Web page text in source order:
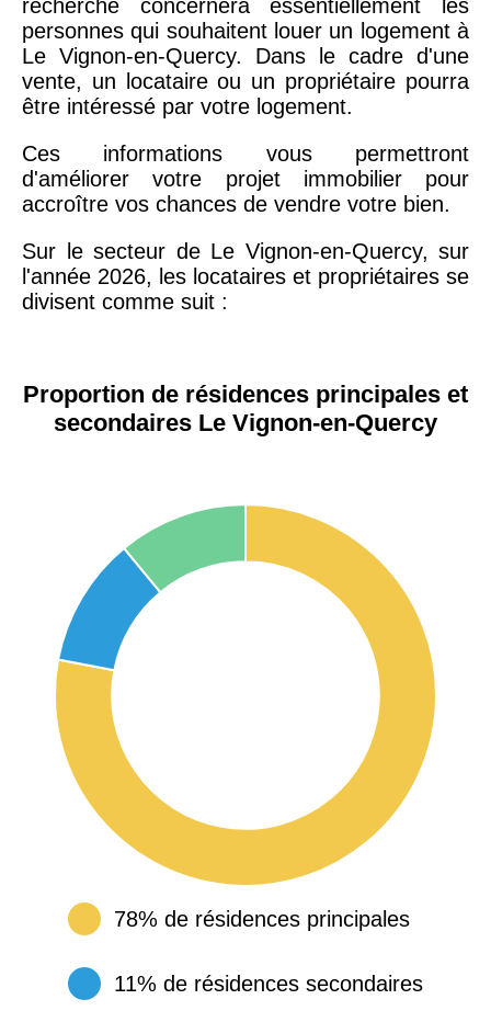
recherche concernera essentiellement les
personnes qui souhaitent louer un logement à
Le Vignon-en-Quercy. Dans le cadre d'une
vente, un locataire ou un propriétaire pourra
être intéressé par votre logement.
Ces informations vous permettront
d'améliorer votre projet immobilier pour
accroître vos chances de vendre votre bien.
Sur le secteur de Le Vignon-en-Quercy, sur
l'année 2026, les locataires et propriétaires se
divisent comme suit :
Proportion de résidences principales et
secondaires Le Vignon-en-Quercy
78% de résidences principales
11% de résidences secondaires